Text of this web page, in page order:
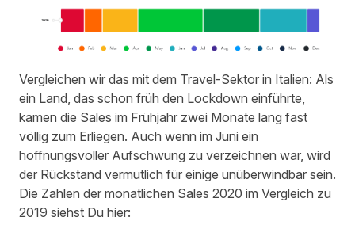
Vergleichen wir das mit dem Travel-Sektor in Italien: Als
ein Land, das schon früh den Lockdown einführte,
kamen die Sales im Frühjahr zwei Monate lang fast
völlig zum Erliegen. Auch wenn im Juni ein
hoffnungsvoller Aufschwung zu verzeichnen war, wird
der Rückstand vermutlich für einige unüberwindbar sein.
Die Zahlen der monatlichen Sales 2020 im Vergleich zu
2019 siehst Du hier: